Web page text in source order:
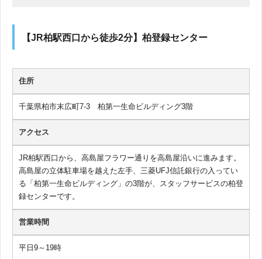
【JR柏駅西口から徒歩2分】柏登録センター
住所
千葉県柏市末広町7-3 柏第一生命ビルディング3階
アクセス
JR柏駅西口から、高島屋フラワー通りを高島屋沿いに進みます。
高島屋の立体駐車場を越えた左手、三菱UFJ信託銀行の入ってい
る「柏第一生命ビルディング」の3階が、スタッフサービスの柏登
録センターです。
営業時間
平日9～19時